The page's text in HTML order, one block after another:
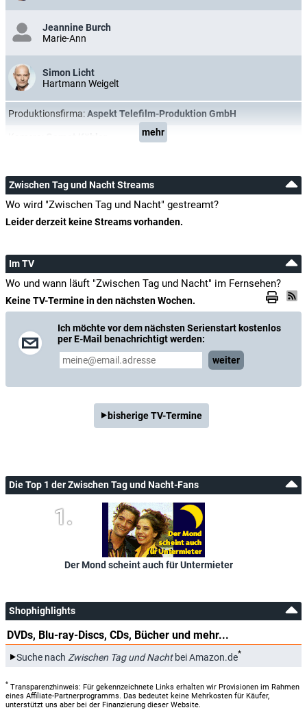
Jeannine Burch
Marie-Ann
Simon Licht
Hartmann Weigelt
Produktionsfirma:Aspekt Telefilm-Produktion GmbH
mehr
Zwischen Tag und Nacht Streams
Wo wird "Zwischen Tag und Nacht" gestreamt?
Leider derzeit keine Streams vorhanden.
Im TV
Wo und wann läuft "Zwischen Tag und Nacht" im Fernsehen?
Keine TV-Termine in den nächsten Wochen.
Ich möchte vor dem nächsten Serienstart kostenlos
per E-Mail benachrichtigt werden:
weiter
bisherige TV-Termine
Die Top 1 der Zwischen Tag und Nacht-Fans
Der Mond scheint auch für Untermieter
Shophighlights
DVDs, Blu-ray-Discs, CDs, Bücher und mehr...
Suche nach Zwischen Tag und Nachtbei Amazon.de*
* Transparenzhinweis: Für gekennzeichnete Links erhalten wir Provisionen im Rahmen
eines Affiliate-Partnerprogramms. Das bedeutet keine Mehrkosten für Käufer,
unterstützt uns aber bei der Finanzierung dieser Website.